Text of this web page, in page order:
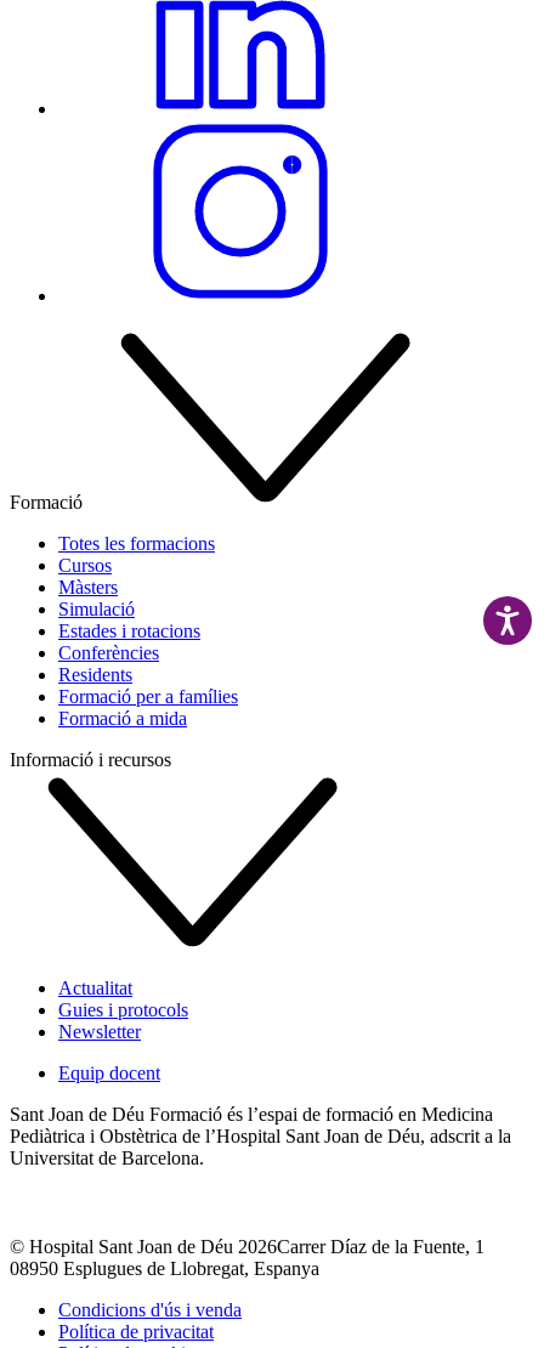
Formació
Totes les formacions
Cursos
Màsters
Simulació
Estades i rotacions
Conferències
Residents
Formació per a famílies
Formació a mida
Informació i recursos
Actualitat
Guies i protocols
Newsletter
Equip docent
Sant Joan de Déu Formació és l’espai de formació en Medicina
Pediàtrica i Obstètrica de l’Hospital Sant Joan de Déu, adscrit a la
Universitat de Barcelona.
© Hospital Sant Joan de Déu 2026Carrer Díaz de la Fuente, 1
08950 Esplugues de Llobregat, Espanya
Condicions d'ús i venda
Política de privacitat